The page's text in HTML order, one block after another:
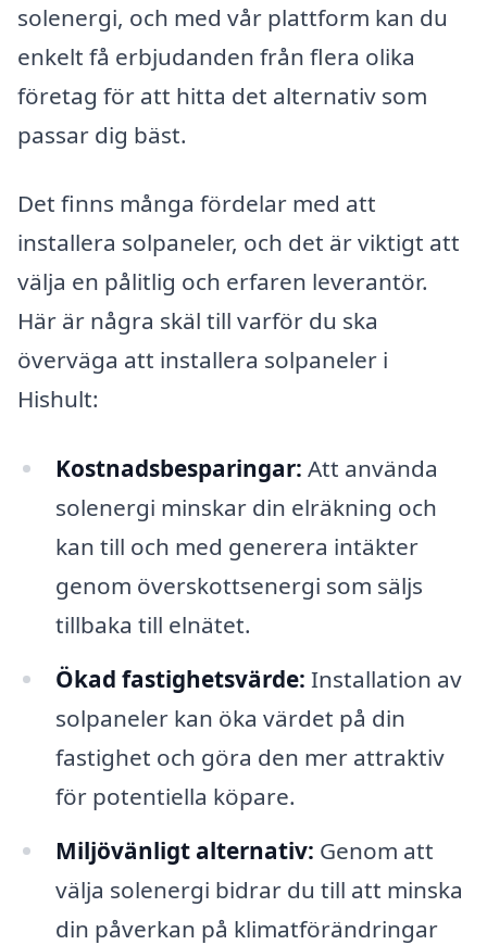
solenergi, och med vår plattform kan du
enkelt få erbjudanden från flera olika
företag för att hitta det alternativ som
passar dig bäst.
Det finns många fördelar med att
installera solpaneler, och det är viktigt att
välja en pålitlig och erfaren leverantör.
Här är några skäl till varför du ska
överväga att installera solpaneler i
Hishult:
Kostnadsbesparingar: Att använda
solenergi minskar din elräkning och
kan till och med generera intäkter
genom överskottsenergi som säljs
tillbaka till elnätet.
Ökad fastighetsvärde: Installation av
solpaneler kan öka värdet på din
fastighet och göra den mer attraktiv
för potentiella köpare.
Miljövänligt alternativ: Genom att
välja solenergi bidrar du till att minska
din påverkan på klimatförändringar